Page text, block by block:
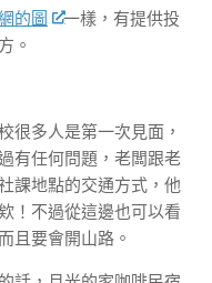
的圖
一樣，有提供投
。
很多人是第一次見面，
有任何問題，老闆跟老
課地點的交通方式，他
！不過從這邊也可以看
且要會開山路。